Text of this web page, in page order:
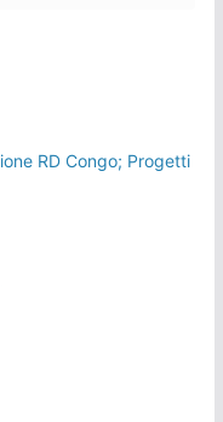
RD Congo; Progetti